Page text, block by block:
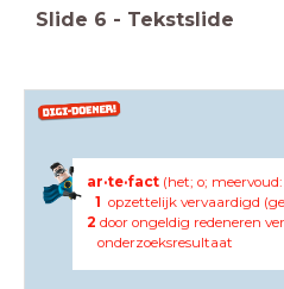
Slide 6 - Tekstslide
ar·te·fact(het; o;
1 opzettelijk vervaardigd
2 door ongeldig redeneren
onderzoeksresultaat